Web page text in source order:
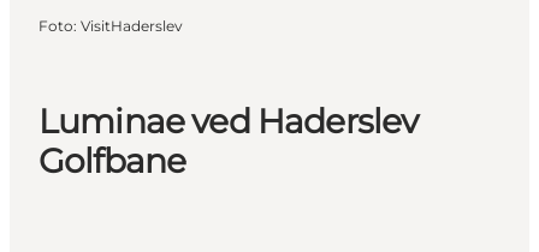
Luminae ved Haderslev
Golfbane
Foto: VisitHaderslev